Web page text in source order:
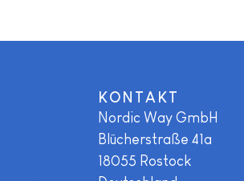
KONTAKT
Nordic Way GmbH
Blücherstraße 41a
18055 Rostock